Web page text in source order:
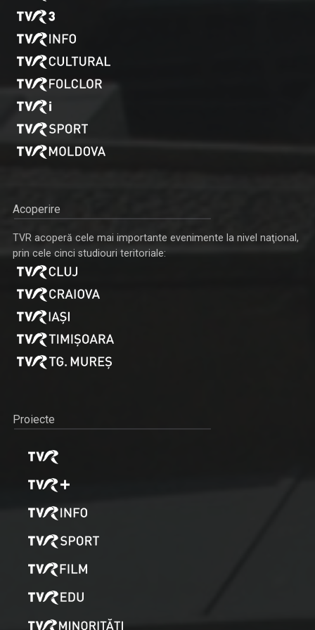
Acoperire
TVR acoperă cele mai importante evenimente la nivel naţional,
prin cele cinci studiouri teritoriale:
Proiecte